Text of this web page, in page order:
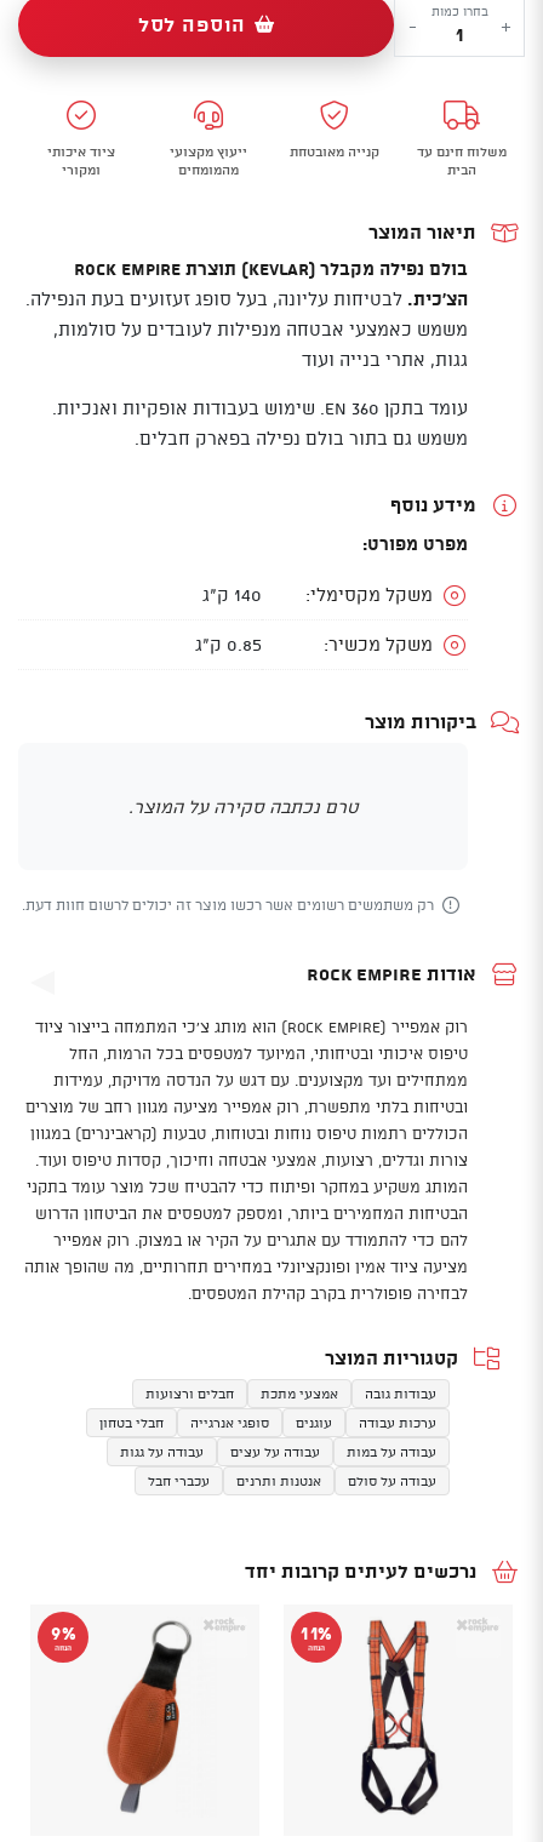
+
כמות
של
Arrester
2.35m
בחרו כמות
- הוספה לסל
משלוח חינם עד
הבית
קנייה מאובטחת
ייעוץ מקצועי
מהמומחים
ציוד איכותי
ומקורי
תיאור המוצר
בולם נפילה מקבלר (KEVLAR) תוצרת ROCK EMPIRE
הצ'כית. לבטיחות עליונה, בעל סופג זעזועים בעת הנפילה.
משמש כאמצעי אבטחה מנפילות לעובדים על סולמות,
גגות, אתרי בנייה ועוד
עומד בתקן EN 360. שימוש בעבודות אופקיות ואנכיות.
משמש גם בתור בולם נפילה בפארק חבלים.
מידע נוסף
מפרט מפורט:
משקל מקסימלי: 140 ק"ג
משקל מכשיר: 0.85 ק"ג
ביקורות מוצר
טרם נכתבה סקירה על המוצר.
רק משתמשים רשומים אשר רכשו מוצר זה יכולים לרשום חוות דעת.
אודות Rock Empire
רוק אמפייר (Rock Empire) הוא מותג צ'כי המתמחה בייצור ציוד
טיפוס איכותי ובטיחותי, המיועד למטפסים בכל הרמות, החל
ממתחילים ועד מקצוענים. עם דגש על הנדסה מדויקת, עמידות
ובטיחות בלתי מתפשרת, רוק אמפייר מציעה מגוון רחב של מוצרים
הכוללים רתמות טיפוס נוחות ובטוחות, טבעות (קראבינרים) במגוון
צורות וגדלים, רצועות, אמצעי אבטחה וחיכוך, קסדות טיפוס ועוד.
המותג משקיע במחקר ופיתוח כדי להבטיח שכל מוצר עומד בתקני
הבטיחות המחמירים ביותר, ומספק למטפסים את הביטחון הדרוש
להם כדי להתמודד עם אתגרים על הקיר או במצוק. רוק אמפייר
מציעה ציוד אמין ופונקציונלי במחירים תחרותיים, מה שהופך אותה
לבחירה פופולרית בקרב קהילת המטפסים.
קטגוריות המוצר
עבודות גובה אמצעי מתכת
חבלים ורצועות
ערכות עבודה
עוגנים סופגי אנרגייה
חבלי בטחון
עבודה על במות
עבודה על עצים
עבודה על גגות
עבודה על סולם
אנטנות ותרנים עכברי חבל
נרכשים לעיתים קרובות יחד
11%
הנחה
9%
הנחה